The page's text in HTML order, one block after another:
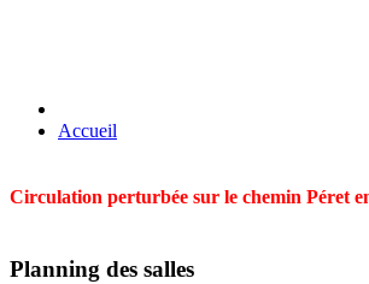
Accueil
Circulation perturbée sur le chemin Péret
Planning des salles